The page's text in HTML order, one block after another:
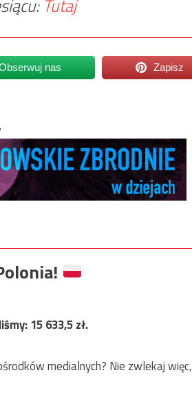
Tutaj
nas Zapisz
15 633,5zł.
medialnych? Nie zwlekaj więc,